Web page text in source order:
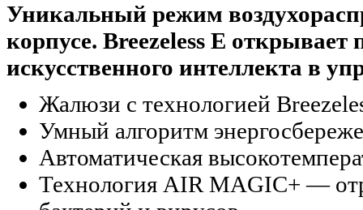
Уникальный режим
корпусе. Breezeless E
искусственного интеллекта в
Жалюзи с технологией
Умный алгоритм
Автоматическая
Технология AIR MAGIC+ —